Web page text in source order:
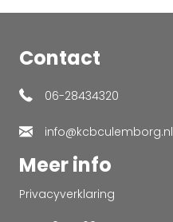
Contact
06-28434320
info@kcbculemborg.nl
Meer info
Privacyverklaring